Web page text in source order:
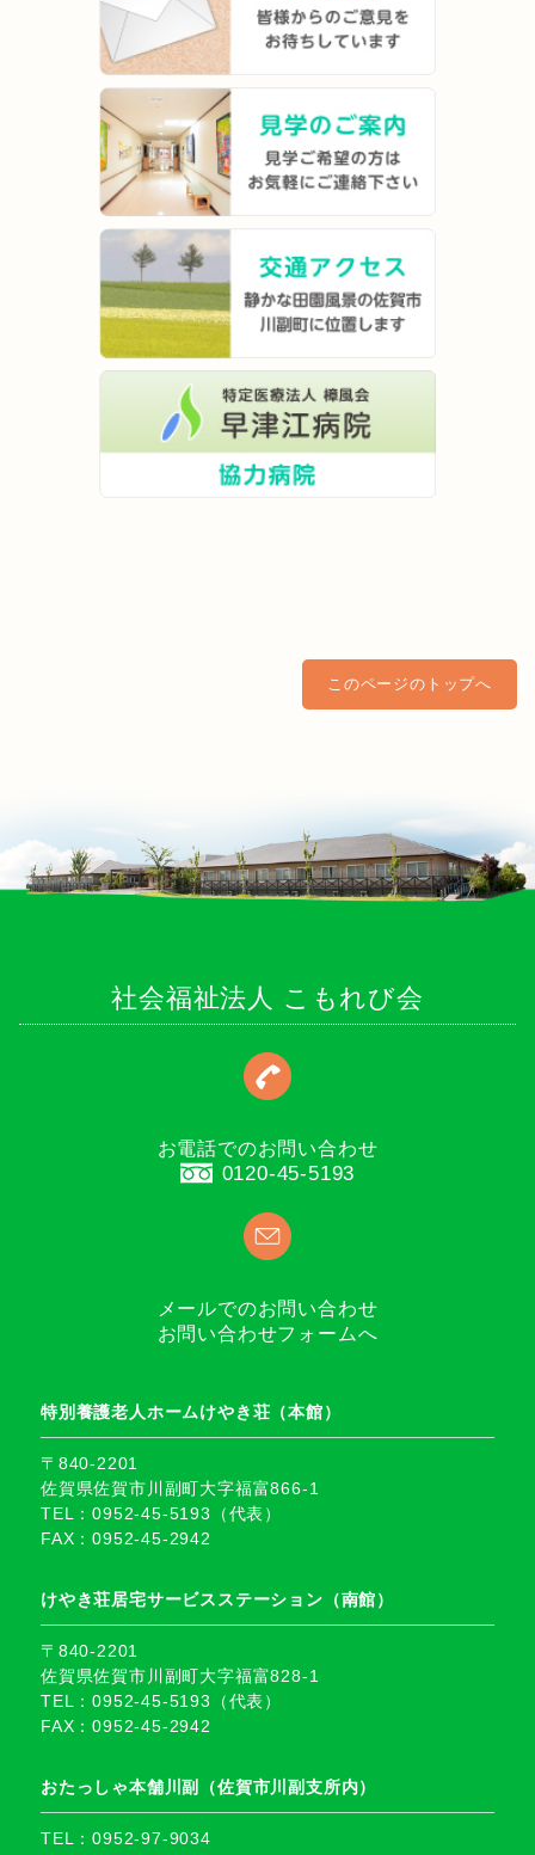
このページのトップへ
社会福祉法人 こもれび会
お電話でのお問い合わせ
0120-45-5193
メールでのお問い合わせ
お問い合わせフォームへ
特別養護老人ホームけやき荘（本館）
〒840-2201
佐賀県佐賀市川副町大字福富866-1
TEL：0952-45-5193（代表）
FAX：0952-45-2942
けやき荘居宅サービスステーション（南館）
〒840-2201
佐賀県佐賀市川副町大字福富828-1
TEL：0952-45-5193（代表）
FAX：0952-45-2942
おたっしゃ本舗川副（佐賀市川副支所内）
TEL：0952-97-9034